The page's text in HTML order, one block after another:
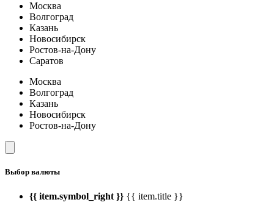
Москва
Волгоград
Казань
Новосибирск
Ростов-на-Дону
Саратов
Москва
Волгоград
Казань
Новосибирск
Ростов-на-Дону
Выбор валюты
{{ item.symbol_right }} {{ item.title }}